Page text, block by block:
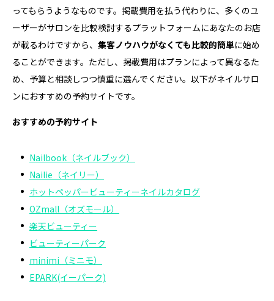
ってもらうようなものです。掲載費用を払う代わりに、多くのユ
ーザーがサロンを比較検討するプラットフォームにあなたのお店
が載るわけですから、 集客ノウハウがなくても比較的簡単に始め
ることができます。ただし、掲載費用はプランによって異なるた
め、予算と相談しつつ慎重に選んでください。以下がネイルサロ
ンにおすすめの予約サイトです。
おすすめの予約サイト
Nailbook（ネイルブック）
Nailie（ネイリー）
ホットペッパービューティーネイルカタログ
OZmall（オズモール）
楽天ビューティー
ビューティーパーク
minimi（ミニモ）
EPARK(イーパーク)